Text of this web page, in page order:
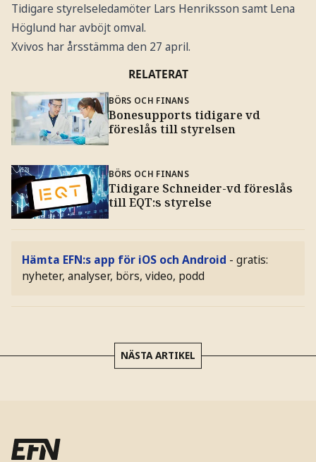
Tidigare styrelseledamöter Lars Henriksson samt Lena
Höglund har avböjt omval.
Xvivos har årsstämma den 27 april.
RELATERAT
BÖRS OCH FINANS
Bonesupports tidigare vd
föreslås till styrelsen
BÖRS OCH FINANS
Tidigare Schneider-vd föreslås
till EQT:s styrelse
Hämta EFN:s app för iOS och Android - gratis:
nyheter, analyser, börs, video, podd
NÄSTA ARTIKEL